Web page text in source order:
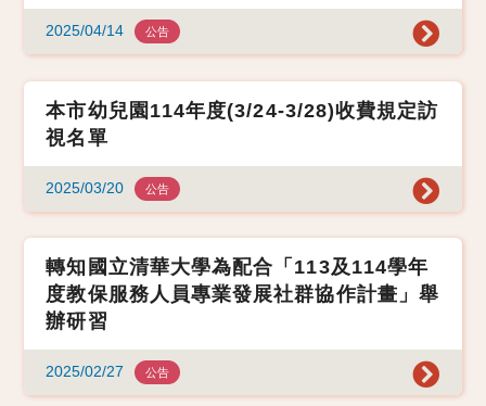
2025/04/14 公告
本市幼兒園114年度(3/24-3/28)收費規定訪
視名單
2025/03/20 公告
轉知國立清華大學為配合「113及114學年
度教保服務人員專業發展社群協作計畫」舉
辦研習
2025/02/27 公告